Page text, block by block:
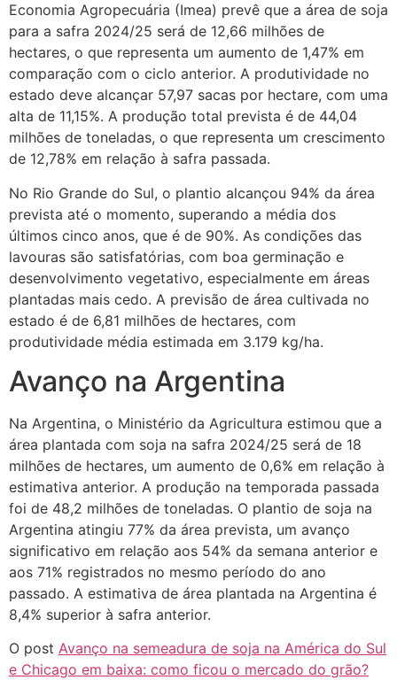
Economia Agropecuária (Imea) prevê que a área de soja
para a safra 2024/25 será de 12,66 milhões de
hectares, o que representa um aumento de 1,47% em
comparação com o ciclo anterior. A produtividade no
estado deve alcançar 57,97 sacas por hectare, com uma
alta de 11,15%. A produção total prevista é de 44,04
milhões de toneladas, o que representa um crescimento
de 12,78% em relação à safra passada.
No Rio Grande do Sul, o plantio alcançou 94% da área
prevista até o momento, superando a média dos
últimos cinco anos, que é de 90%. As condições das
lavouras são satisfatórias, com boa germinação e
desenvolvimento vegetativo, especialmente em áreas
plantadas mais cedo. A previsão de área cultivada no
estado é de 6,81 milhões de hectares, com
produtividade média estimada em 3.179 kg/ha.
Avanço na Argentina
Na Argentina, o Ministério da Agricultura estimou que a
área plantada com soja na safra 2024/25 será de 18
milhões de hectares, um aumento de 0,6% em relação à
estimativa anterior. A produção na temporada passada
foi de 48,2 milhões de toneladas. O plantio de soja na
Argentina atingiu 77% da área prevista, um avanço
significativo em relação aos 54% da semana anterior e
aos 71% registrados no mesmo período do ano
passado. A estimativa de área plantada na Argentina é
8,4% superior à safra anterior.
O post Avanço na semeadura de soja na América do Sul
e Chicago em baixa: como ficou o mercado do grão?